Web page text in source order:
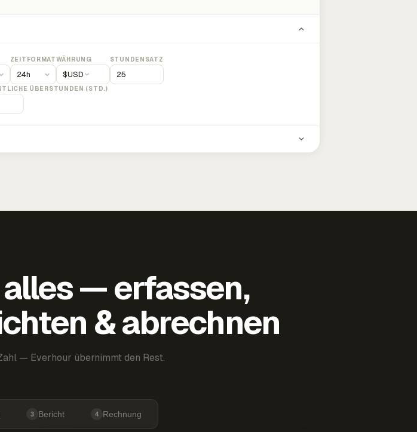
ZEITFORMATWÄHRUNG
$USD
STUNDENSATZ
ÜBERSTUNDEN (STD.)
— erfassen,
& abrechnen
— Everhour übernimmt den Rest.
3 Bericht 4 Rechnung